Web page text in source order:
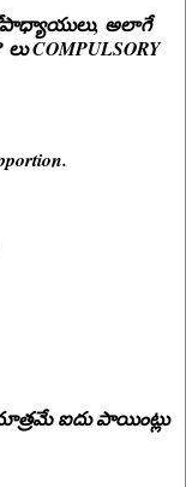
అలాగే
COMPULSORY
ఐదు పాయింట్లు